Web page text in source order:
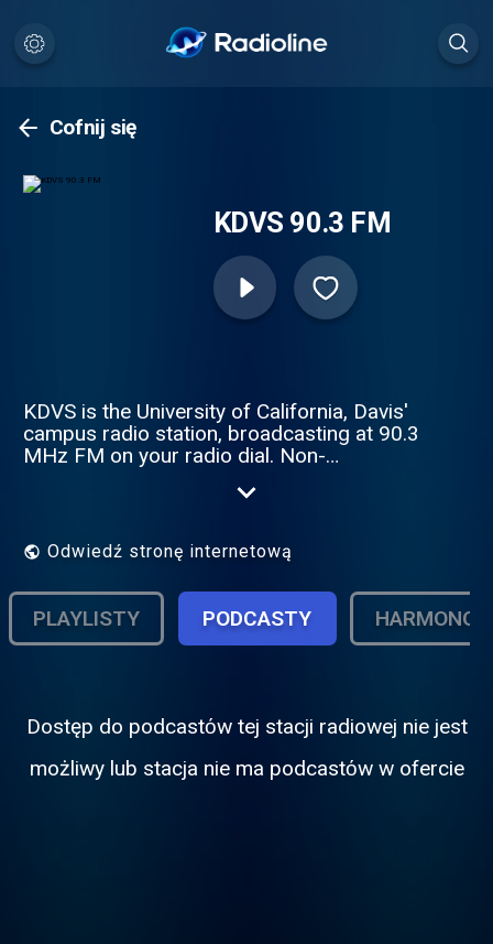
Cofnij się
KDVS 90.3 FM
KDVS is the University of California, Davis'
campus radio station, broadcasting at 90.3
MHz FM on your radio dial. Non-
run, educational, freeform,
radio!Odwiedź stronę internetową
PLAYLISTY PODCASTY
Dostęp do podcastόw tej stacji radiowej nie jest
możliwy lub stacja nie ma podcastόw w ofercie